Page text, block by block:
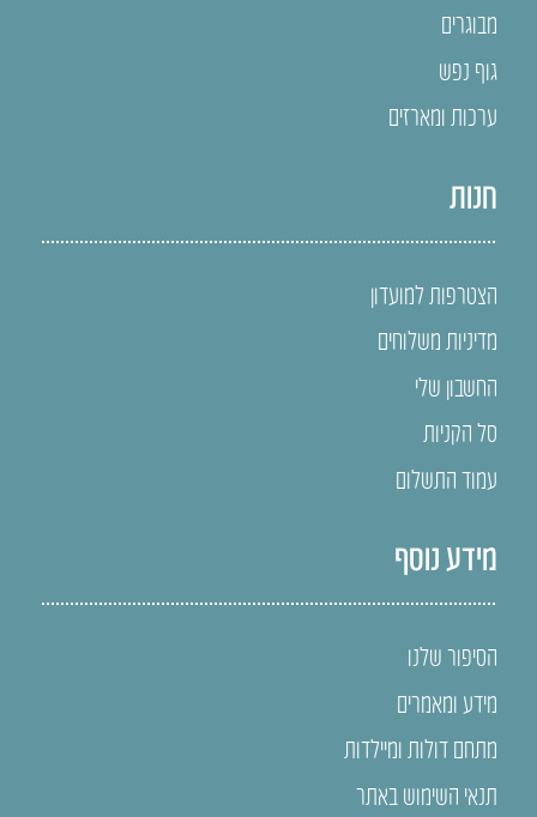
מבוגרים
גוף נפש
ערכות ומארזים
חנות
הצטרפות למועדון
מדיניות משלוחים
החשבון שלי
סל הקניות
עמוד התשלום
מידע נוסף
הסיפור שלנו
מידע ומאמרים
מתחם דולות ומיילדות
תנאי השימוש באתר